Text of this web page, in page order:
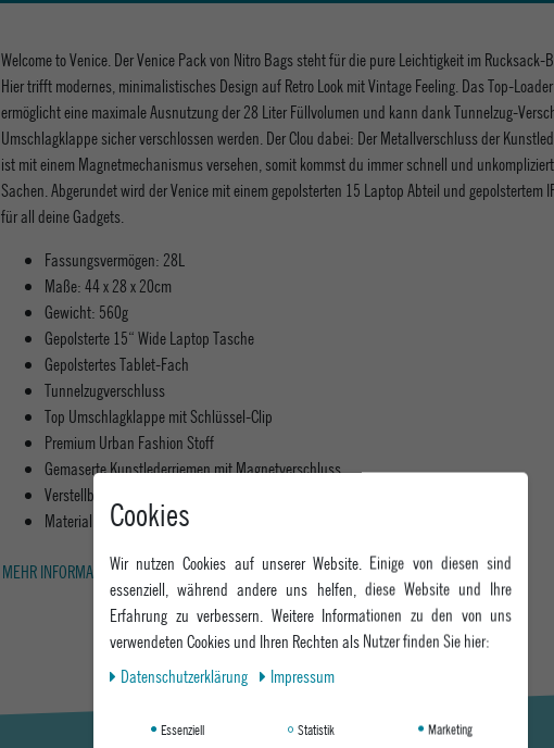
Welcome to Venice. Der Venice Pack von Nitro Bags steht für die pure Leichtigkeit im Rucksack-
Hier trifft modernes, minimalistisches Design auf Retro Look mit Vintage Feeling. Das Top-
ermöglicht eine maximale Ausnutzung der 28 Liter Füllvolumen und kann dank Tunnelzug-
Umschlagklappe sicher verschlossen werden. Der Clou dabei: Der Metallverschluss der
ist mit einem Magnetmechanismus versehen, somit kommst du immer schnell und
Sachen. Abgerundet wird der Venice mit einem gepolsterten 15 Laptop Abteil und gepolstertem
für all deine Gadgets.
Fassungsvermögen: 28L
Maße: 44 x 28 x 20cm
Gewicht: 560g
Gepolsterte 15“ Wide Laptop Tasche
Gepolstertes Tablet-Fach
Tunnelzugverschluss
Top Umschlagklappe mit Schlüssel-Clip
Premium Urban Fashion Stoff
Gemaserte Kunstlederriemen mit Magnetverschluss
Verstellbare Trageriemen aus Kunstleder
Material: 100% Polyester
MEHR INFORMATIONEN ZUM EU VERANTWORTLICHEN »
Cookies
Wir nutzen Cookies auf unserer Website. Einige von diesen sind
essenziell, während andere uns helfen, diese Website und Ihre
Erfahrung zu verbessern. Weitere Informationen zu den von uns
verwendeten Cookies und Ihren Rechten als Nutzer finden Sie hier:
Daten­schutz­erklärung
Impressum
Essenziell Statistik
Marketing